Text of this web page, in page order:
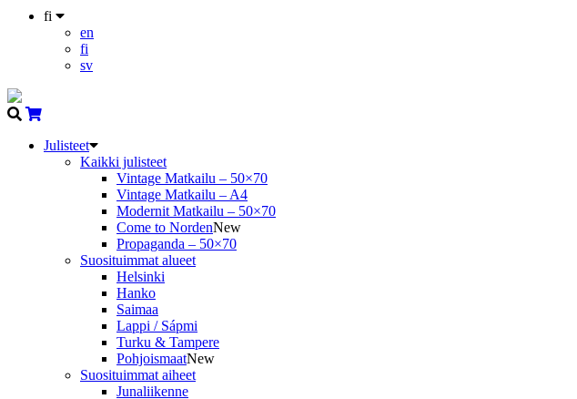
fi
en
fi
sv
Julisteet
Kaikki julisteet
Vintage Matkailu – 50×70
Vintage Matkailu – A4
Modernit Matkailu – 50×70
Come to NordenNew
Propaganda – 50×70
Suosituimmat alueet
Helsinki
Hanko
Saimaa
Lappi / Sápmi
Turku & Tampere
PohjoismaatNew
Suosituimmat aiheet
Junaliikenne